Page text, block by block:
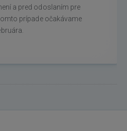
a pred odoslaním pre
prípade očakávame